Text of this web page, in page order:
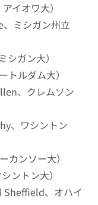
イオワ大）
ミシガン州立
ガン大）
ルダム大）
、クレムソン
、ワシントン
カンソー大）
ントン大）
Sheffield、オハイ